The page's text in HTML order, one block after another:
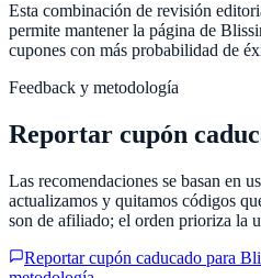
Esta combinación de revisión
permite mantener la página de
cupones con más probabilidad de
Feedback y metodología
Reportar cupón
Las recomendaciones se basan en
actualizamos y quitamos códigos
son de afiliado; el orden prioriza la
Reportar cupón caducado para